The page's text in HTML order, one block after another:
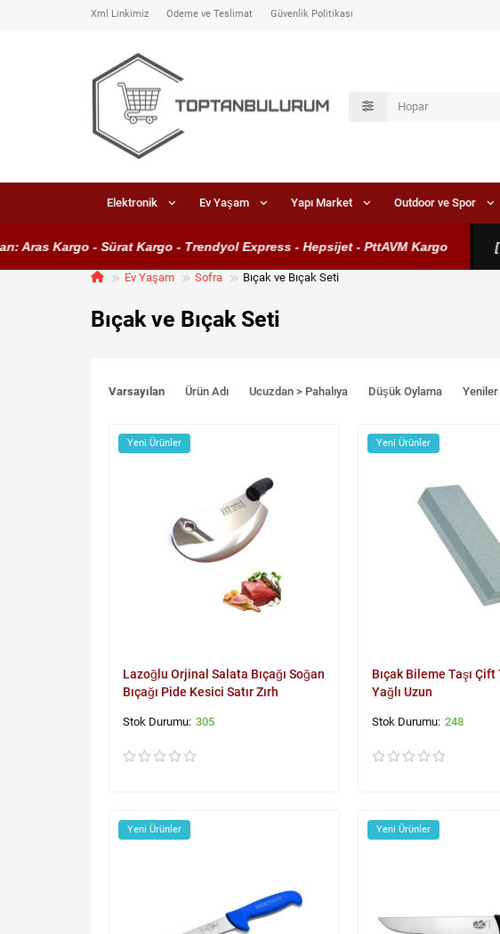
Xml Linkimiz Ödeme ve Teslimat Güvenlik Politikası
Elektronik Ev Yaşam Yapı Market Outdoor ve Spor
Kargo - Sürat Kargo - Trendyol Express - Hepsijet - PttAVM Kargo [
Ev Yaşam Sofra Bıçak ve Bıçak Seti
Bıçak ve Bıçak Seti
Varsayılan Ürün Adı Ucuzdan > Pahalıya Düşük Oylama
Yeni Ürünler
Lazoğlu Orjinal Salata Bıçağı Soğan
Bıçağı Pide Kesici Satır Zırh
305
Yeni Ürünler
Bıçak Bileme Taşı Çift
Yağlı Uzun
248
Yeni Ürünler Yeni Ürünler